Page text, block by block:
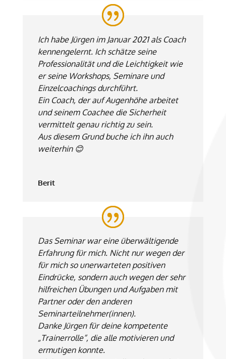
Ich habe Jürgen im Januar 2021 als Coach
kennengelernt. Ich schätze seine
Professionalität und die Leichtigkeit wie
er seine Workshops, Seminare und
Einzelcoachings durchführt.
Ein Coach, der auf Augenhöhe arbeitet
und seinem Coachee die Sicherheit
vermittelt genau richtig zu sein.
Aus diesem Grund buche ich ihn auch
weiterhin 😊
Berit
Das Seminar war eine überwältigende
Erfahrung für mich. Nicht nur wegen der
für mich so unerwarteten positiven
Eindrücke, sondern auch wegen der sehr
hilfreichen Übungen und Aufgaben mit
Partner oder den anderen
Seminarteilnehmer(innen).
Danke Jürgen für deine kompetente
„Trainerrolle“, die alle motivieren und
ermutigen konnte.